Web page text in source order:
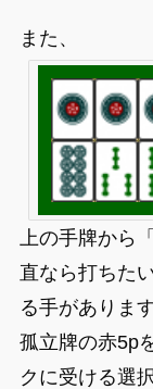
また、
上の手牌から
直なら打ちた
る手があります
孤立牌の赤5p
クに受ける選